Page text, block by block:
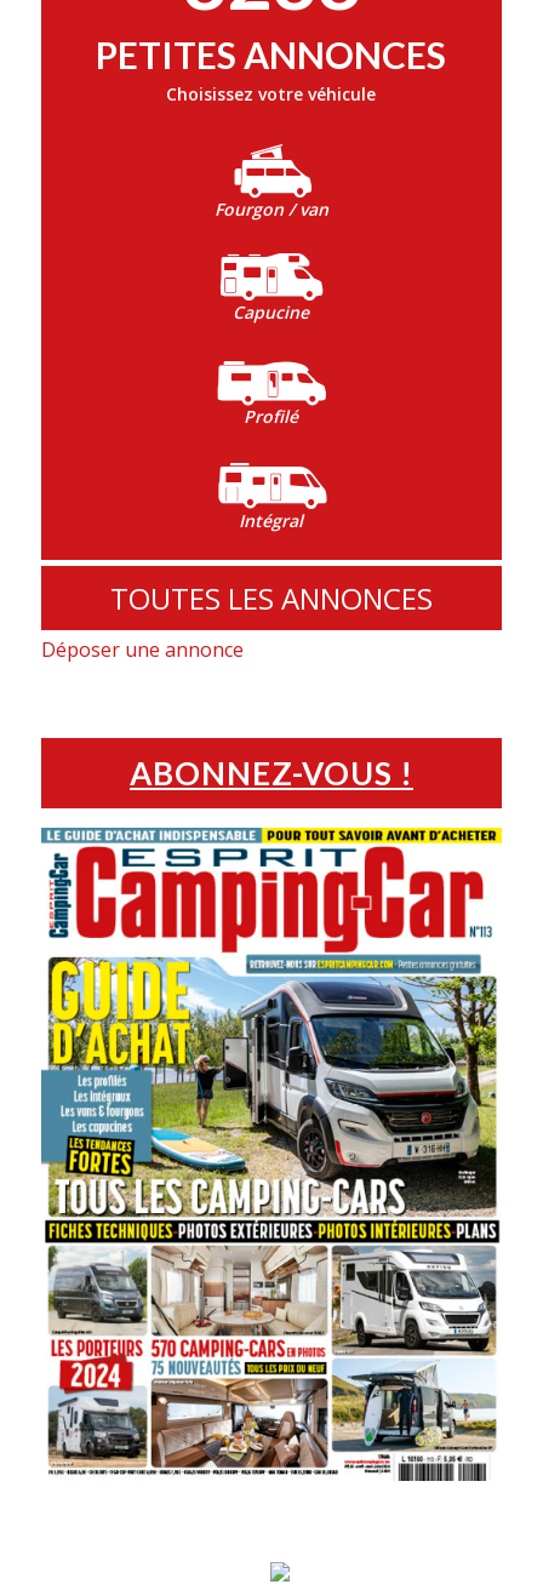
PETITES ANNONCES
Choisissez votre véhicule
Fourgon / van
Capucine
Profilé
Intégral
TOUTES LES ANNONCES
Déposer une annonce
ABONNEZ-VOUS !